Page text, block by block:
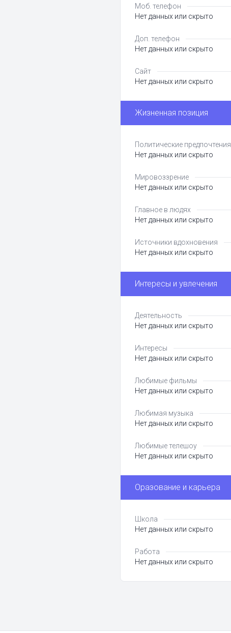
Моб. телефон
Нет данных или скрыто
Доп. телефон
Нет данных или скрыто
Сайт
Нет данных или скрыто
Жизненная позиция
Политические предпочтения
Нет данных или скрыто
Мировоззрение
Нет данных или скрыто
Главное в людях
Нет данных или скрыто
Источники вдохновения
Нет данных или скрыто
Интересы и увлечения
Деятельность
Нет данных или скрыто
Интересы
Нет данных или скрыто
Любимые фильмы
Нет данных или скрыто
Любимая музыка
Нет данных или скрыто
Любимые телешоу
Нет данных или скрыто
Оразование и карьера
Школа
Нет данных или скрыто
Работа
Нет данных или скрыто